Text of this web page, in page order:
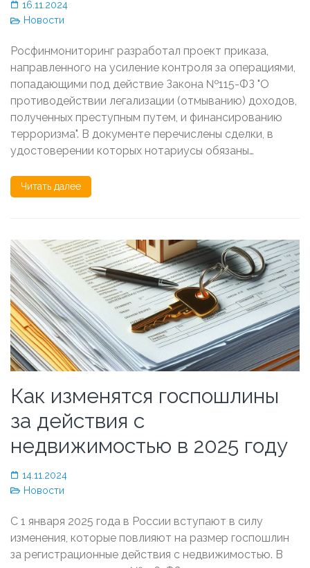
16.11.2024
Новости
Росфинмониторинг разработал проект приказа,
направленного на усиление контроля за операциями,
попадающими под действие Закона №115-ФЗ "О
противодействии легализации (отмыванию) доходов,
полученных преступным путем, и финансированию
терроризма". В документе перечислены сделки, в
удостоверении которых нотариусы обязаны…
Читать далее
Как изменятся госпошлины
за действия с
недвижимостью в 2025 году
14.11.2024
Новости
С 1 января 2025 года в России вступают в силу
изменения, которые повлияют на размер госпошлин
за регистрационные действия с недвижимостью. В